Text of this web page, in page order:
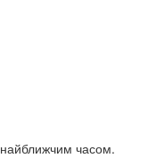
найближчим часом.